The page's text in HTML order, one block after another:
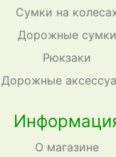
Сумки на
Дорожные сумки
Рюкзаки
Дорожные
О магазине